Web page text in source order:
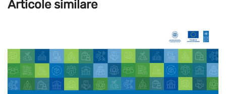
Articole similare